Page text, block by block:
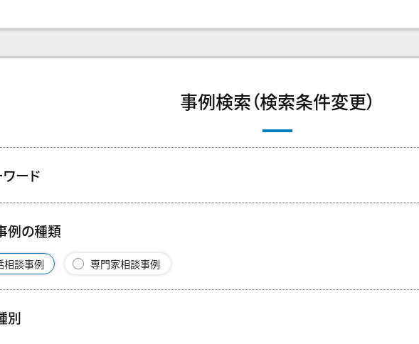
事例検索（検索条件変更）
ード
例の種類
相談事例 専門家相談事例
別